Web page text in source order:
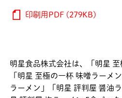
印刷用PDF (279KB)
明星食品株式会社は、「明星 至
「明星 至極の一杯 味噌ラーメ
ラーメン」「明星 評判屋 醤油